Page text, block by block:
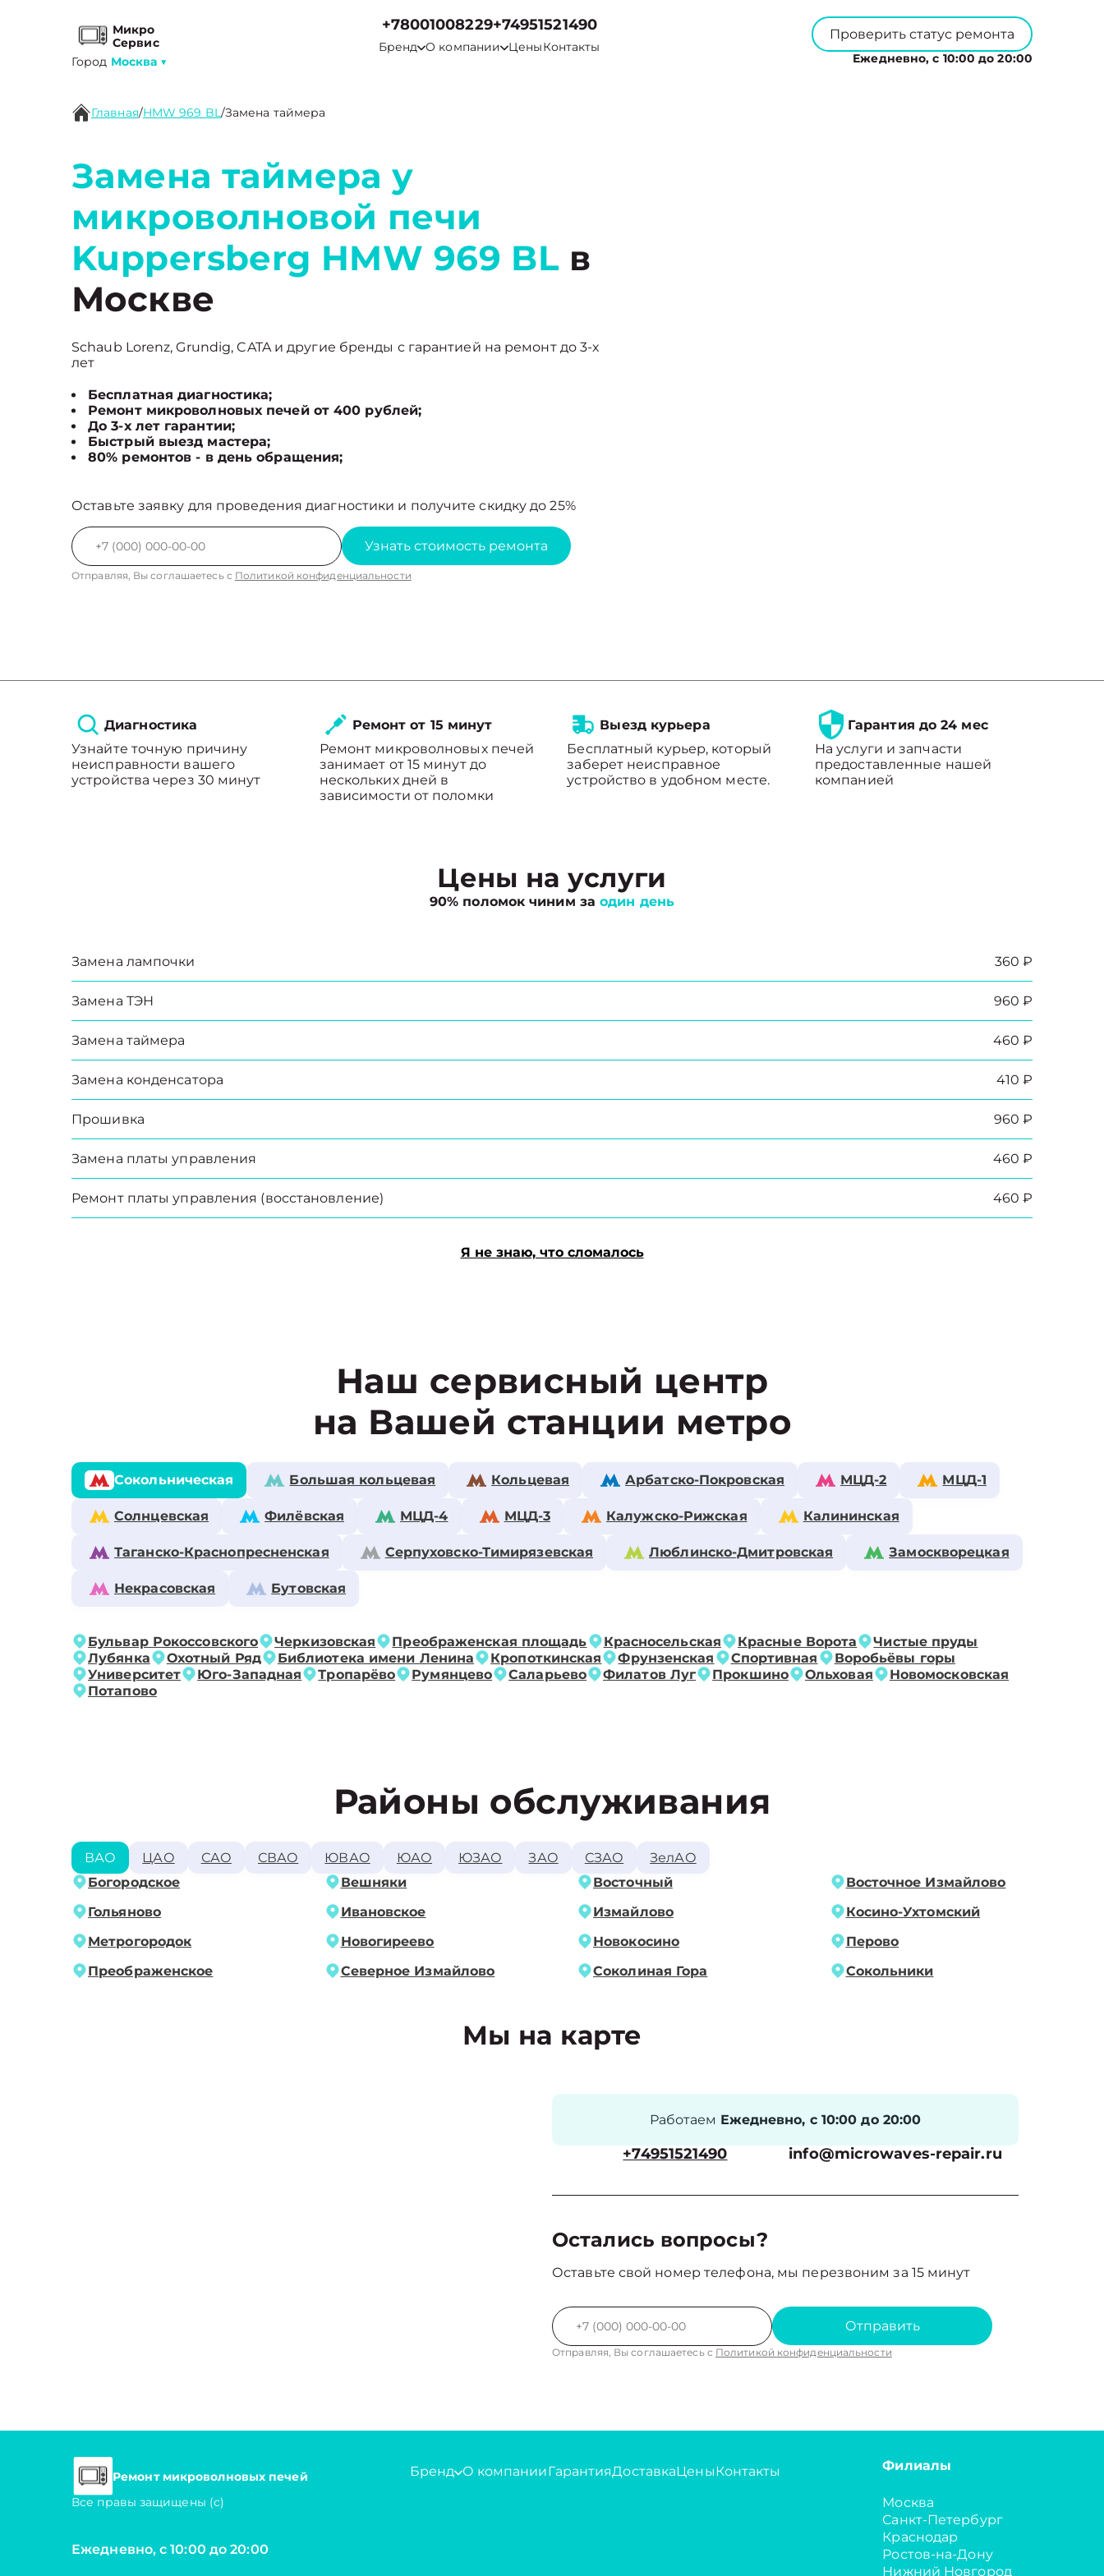
Микро
Сервис
Город Москва ▼
+78001008229+74951521490
Бренд О компании ЦеныКонтакты
Проверить статус ремонта
Ежедневно, с 10:00 до 20:00
Главная/HMW 969 BL/Замена таймера
Замена таймера у
микроволновой печи
Kuppersberg HMW 969 BL в
Москве
Schaub Lorenz, Grundig, CATA и другие бренды с гарантией на ремонт до 3-х
лет
Бесплатная диагностика;
Ремонт микроволновых печей от 400 рублей;
До 3-х лет гарантии;
Быстрый выезд мастера;
80% ремонтов - в день обращения;
Оставьте заявку для проведения диагностики и получите скидку до 25%
Узнать стоимость ремонта
Отправляя, Вы соглашаетесь с Политикой конфиденциальности
Диагностика
Узнайте точную причину
неисправности вашего
устройства через 30 минут
Ремонт от 15 минут
Ремонт микроволновых печей
занимает от 15 минут до
нескольких дней в
зависимости от поломки
Выезд курьера
Бесплатный курьер, который
заберет неисправное
устройство в удобном месте.
Гарантия до 24 мес
На услуги и запчасти
предоставленные нашей
компанией
Цены на услуги
90% поломок чиним заодин день
Замена лампочки 360 ₽
Замена ТЭН 960 ₽
Замена таймера 460 ₽
Замена конденсатора 410 ₽
Прошивка 960 ₽
Замена платы управления 460 ₽
Ремонт платы управления (восстановление) 460 ₽
Я не знаю, что сломалось
Наш сервисный центр
на Вашей станции метро
Сокольническая Большая кольцевая Кольцевая Арбатско-Покровская МЦД-2 МЦД-1
Солнцевская Филёвская МЦД-4 МЦД-3 Калужско-Рижская Калининская
Таганско-Краснопресненская Серпуховско-Тимирязевская Люблинско-Дмитровская Замоскворецкая
Некрасовская Бутовская
Бульвар Рокоссовского Черкизовская Преображенская площадь Красносельская Красные Ворота
Чистые пруды
Лубянка
Охотный Ряд Библиотека имени Ленина Кропоткинская Фрунзенская Спортивная
Воробьёвы горы
Университет
Юго-Западная Тропарёво Румянцево Саларьево Филатов Луг Прокшино Ольховая
Новомосковская
Потапово
Районы обслуживания
ВАО ЦАО САО СВАО ЮВАО ЮАО ЮЗАО ЗАО СЗАО
ЗелАО
Богородское
Вешняки Восточный
Восточное Измайлово
Гольяново
Ивановское Измайлово
Косино-Ухтомский
Метрогородок
Новогиреево Новокосино
Перово
Преображенское
Северное Измайлово Соколиная Гора Сокольники
Мы на карте
Работаем Ежедневно, с 10:00 до 20:00
+74951521490 info@microwaves-repair.ru
Остались вопросы?
Оставьте свой номер телефона, мы перезвоним за 15 минут
Отправить
Отправляя, Вы соглашаетесь с Политикой конфиденциальности
Ремонт микроволновых печей
Все правы защищены (с)
Ежедневно, с 10:00 до 20:00
Бренд О компанииГарантияДоставкаЦеныКонтакты Филиалы
Москва
Санкт-Петербург
Краснодар
Ростов-на-Дону
Нижний Новгород